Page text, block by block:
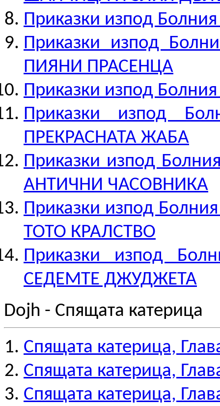
Приказки изпод
Приказки изпод
ПИЯНИ ПРАСЕНЦА
Приказки изпод
Приказки изпод
ПРЕКРАСНАТА ЖАБА
Приказки изпод
АНТИЧНИ ЧАСОВНИКА
Приказки изпод
ТОТО КРАЛСТВО
Приказки изпод
СЕДЕМТЕ ДЖУДЖЕТА
Dojh - Спящата катерица
Спящата катерица,
Спящата катерица,
Спящата катерица,